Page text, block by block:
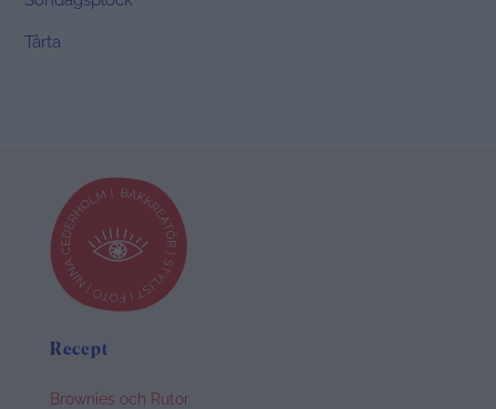
Tårta
Recept
Brownies och Rutor